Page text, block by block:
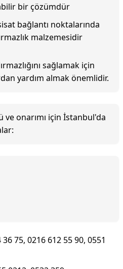
bir çözümdür
bağlantı noktalarında
malzemesidir
sağlamak için
yardım almak önemlidir.
ve onarımı için İstanbul'da
75, 0216 612 55 90, 0551